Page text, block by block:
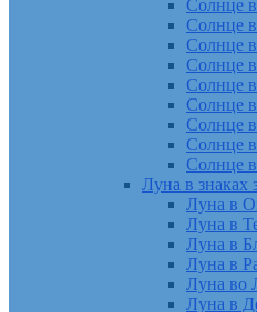
Солнце
Солнце
Солнце
Солнце
Солнце
Солнце
Солнце
Солнце
Солнце
Луна в знаках
Луна в
Луна в
Луна в
Луна в
Луна во
Луна в